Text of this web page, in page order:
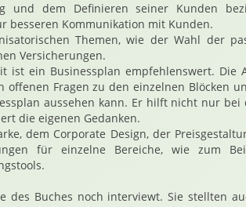
und dem Definieren seiner Kunden
besseren Kommunikation mit Kunden.
Themen, wie der Wahl der
Versicherungen.
ist ein Businessplan empfehlenswert. Die
Fragen zu den einzelnen Blöcken
aussehen kann. Er hilft nicht nur bei
die eigenen Gedanken.
dem Corporate Design, der
für einzelne Bereiche, wie zum
des Buches noch interviewt. Sie stellten